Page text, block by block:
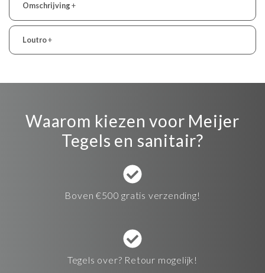
Omschrijving+
Loutro+
Waarom kiezen voor Meijer
Tegels en sanitair?
Boven €500 gratis verzending!
Tegels over? Retour mogelijk!